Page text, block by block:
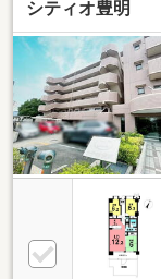
ｍ）■栄
ン有松：
緑境松店
シティオ豊明